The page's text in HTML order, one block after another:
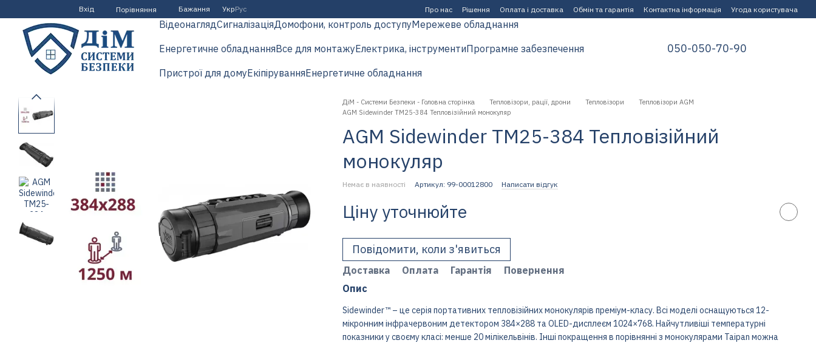
Перейти до основного контенту
Вхід Порівняння Бажання УкрРус Про нас Рішення Оплата і доставка Обмін та гарантія Контактна інформація Угода користувача
ВідеонаглядСигналізаціяДомофони, контроль доступуМережеве обладнання
Енергетичне обладнанняВсе для монтажуЕлектрика, інструментиПрограмне забезпечення
Пристрої для домуЕкіпіруванняЕнергетичне обладнання
050-050-70-90
ДіМ - Системи Безпеки - Головна сторінка Тепловізори, рації, дрони Тепловізори
Тепловізори AGM
AGM Sidewinder TM25-384 Тепловізійний монокуляр
AGM Sidewinder TM25-384 Тепловізійний
монокуляр
Немає в наявності Артикул: 99-00012800 Написати відгук
Ціну уточнюйте
Повідомити, коли з'явиться
Доставка Оплата Гарантія
Повернення
Опис
Sidewinder™ – це серія портативних тепловізійних монокулярів преміум-класу. Всі моделі оснащуються 12-
мікронним інфрачервоним детектором 384×288 та OLED-дисплеєм 1024×768. Найчутливіші температурні
показники у своєму класі: менше 20 мілікельвінів. Інші покращення в порівнянні з монокулярами Taipan можна